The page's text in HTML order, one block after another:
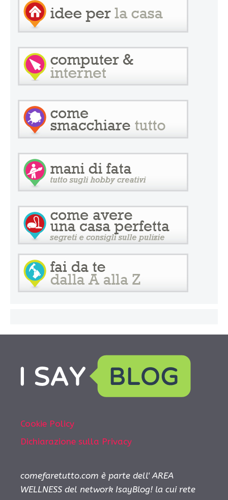
Cookie Policy
Dichiarazione sulla Privacy
comefaretutto.com è parte dell' AREA
WELLNESS del network IsayBlog! la cui rete